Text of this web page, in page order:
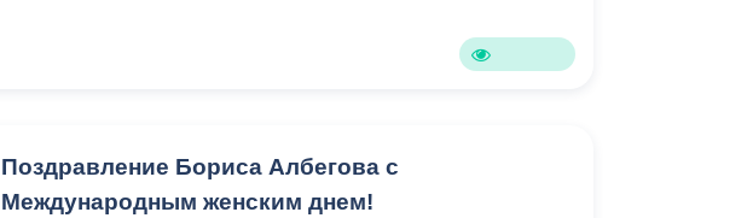
Поздравление Бориса Албегова с
Международным женским днем!